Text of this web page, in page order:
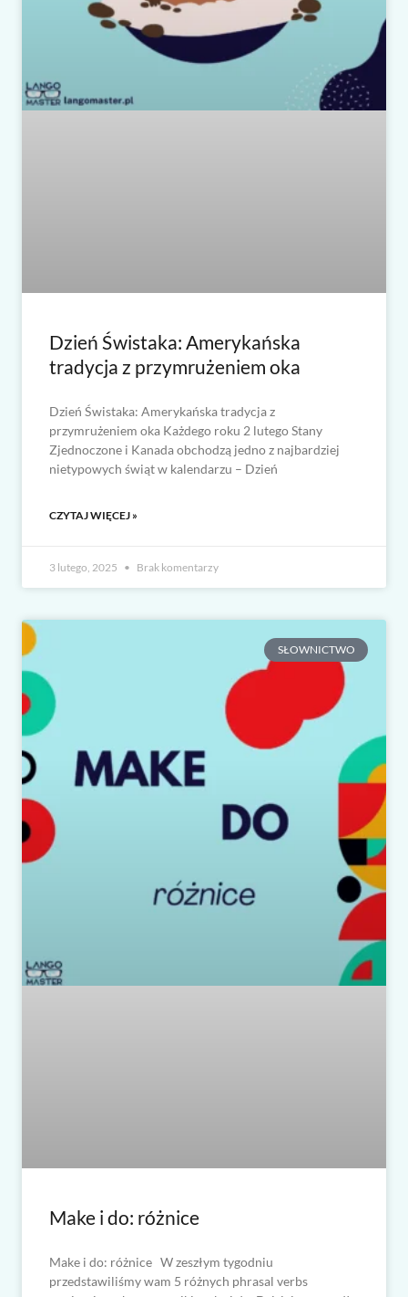
Dzień Świstaka: Amerykańska
tradycja z przymrużeniem oka
Dzień Świstaka: Amerykańska tradycja z
przymrużeniem oka Każdego roku 2 lutego Stany
Zjednoczone i Kanada obchodzą jedno z najbardziej
nietypowych świąt w kalendarzu – Dzień
CZYTAJ WIĘCEJ »
3 lutego, 2025 Brak komentarzy
SŁOWNICTWO
Make i do: różnice
Make i do: różnice W zeszłym tygodniu
przedstawiliśmy wam 5 różnych phrasal verbs